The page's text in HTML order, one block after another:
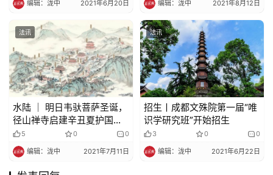
编辑：泷中 2021年6月20日 编辑：泷中 2021年8月12日
法讯
水陆 ｜ 明日韦驮菩萨圣诞，
径山禅寺启建辛丑夏护国息
灾冥阳两利水陆法会通启
5 0 0
编辑：泷中 2021年7月11日
法讯
招生丨成都文殊院第一届“唯
识学研究班”开始招生
3 0 0
编辑：泷中 2021年6月22日